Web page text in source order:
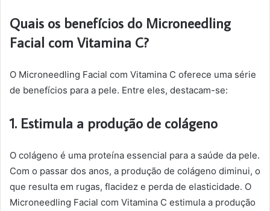
Quais os benefícios do Microneedling
Facial com Vitamina C?
O Microneedling Facial com Vitamina C oferece uma série
de benefícios para a pele. Entre eles, destacam-se:
1. Estimula a produção de colágeno
O colágeno é uma proteína essencial para a saúde da pele.
Com o passar dos anos, a produção de colágeno diminui, o
que resulta em rugas, flacidez e perda de elasticidade. O
Microneedling Facial com Vitamina C estimula a produção